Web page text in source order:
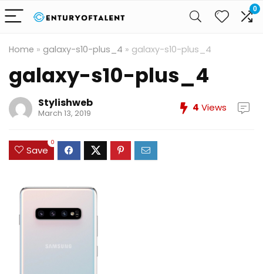
0
Home » galaxy-s10-plus_4 » galaxy-s10-plus_4
galaxy-s10-plus_4
Stylishweb
March 13, 2019 4 Views
Save
0